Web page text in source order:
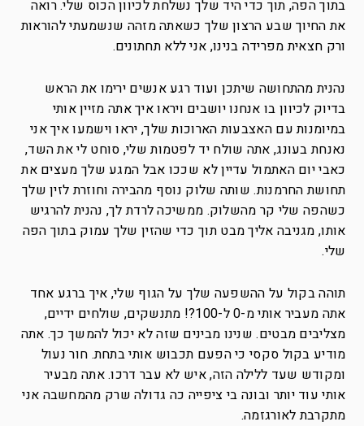
בתוך הפה, תוך כדי היד שלך נשלחת לכיוון הכוס שלי. רואה
את החיוך שבע הרצון שלך כשאתה מזהה שנשמעתי להוראות
ורק חצאית מפרידה בנינו, אני ללא תחתונים.
נהנית מהתחושה שיתכן ועוד רגע אנשים ירימו את הראש
בדיוק לכיוון בו אנחנו יושבים ויראו איך אתה מזיין אותי
במיומנות עם האצבעות הארוכות שלך, יראו וישמעו איך אני
נאנחת בעונג, אתה שולח יד לפטמות שלי, סוחט לי את השד,
כאבי יום האתמול עדיין לא שככו אבל המגע שלך מעצים את
תחושת החרמנות. שותה שלוק נוסף מהבירה וחוזרת לזין שלך
כשהפה שלי קר מהשלוק. ממשיכה לרדת לך, נהנית להרגיש
אותו, מגניבה אליך מבט תוך כדי שהזין שלך עמוק בתוך הפה
שלי.
תוהה בקול על ההשפעה שלך על הגוף שלי, איך ברגע אחד
אתה מעביר אותי מ-0 ל-100?! מתנשקים, שולחים ידיים,
מצליבים מבטים. שנינו מבינים שזה לא יכול להמשך כך. אתה
מודיע בקול סקסי כי הפעם תכבוש אותי בתחת. חור נעול
ומקודש שעד ללילה הזה, איש לא עבר דרכו. אתה מבעיר
אותי עוד יותר ובונה בי ציפייה כה גדולה שרק מהמחשבה אני
מתקרבת לאורגזמה.